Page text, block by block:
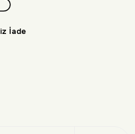
İade